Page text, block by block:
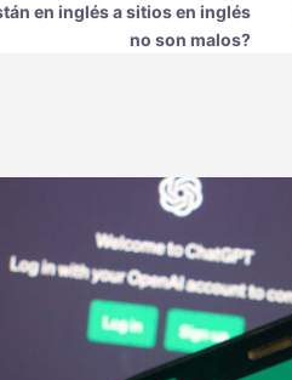
en inglés a sitios en inglés
no son malos?